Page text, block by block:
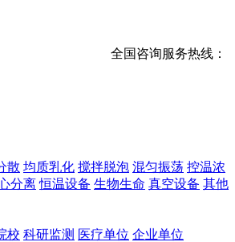
全国咨询服务热线：
散 均质乳化 搅拌脱泡 混匀振荡 控温浓
分离 恒温设备 生物生命 真空设备 其他
校 科研监测 医疗单位 企业单位